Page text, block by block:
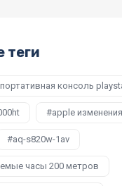
теги
портативная консоль
apple изменения
aq-s820w-1av
часы 200 метров